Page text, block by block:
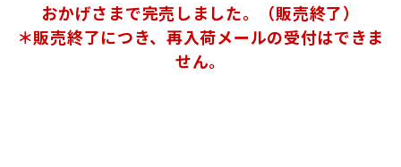
おかげさまで完売しました。（販売終了）
＊販売終了につき、再入荷メールの受付はできま
せん。